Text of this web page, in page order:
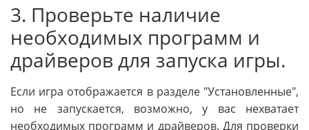
3. Проверьте наличие
необходимых программ и
драйверов для запуска игры.
Если игра отображается в разделе "Установленные",
но не запускается, возможно, у вас нехватает
необходимых программ и драйверов. Для проверки